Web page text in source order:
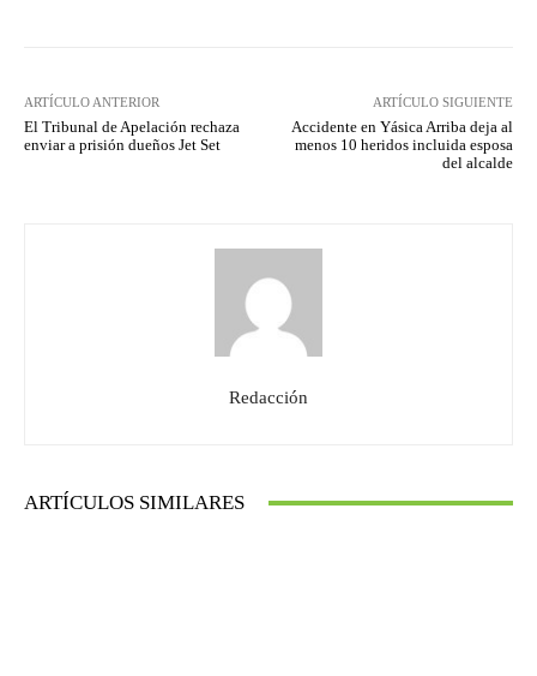
ARTÍCULO ANTERIOR
El Tribunal de Apelación rechaza
enviar a prisión dueños Jet Set
ARTÍCULO SIGUIENTE
Accidente en Yásica Arriba deja al
menos 10 heridos incluida esposa
del alcalde
Redacción
ARTÍCULOS SIMILARES